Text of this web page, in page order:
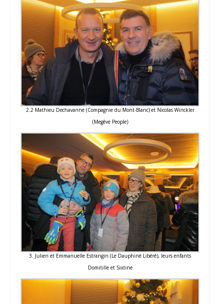
2.2 Mathieu Dechavanne (Compagnie du Mont-Blanc) et Nicolas Winckler
(Megève People)
3. Julien et Emmanuelle Estrangin (Le Dauphiné Libéré), leurs enfants
Domitille et Sixtine